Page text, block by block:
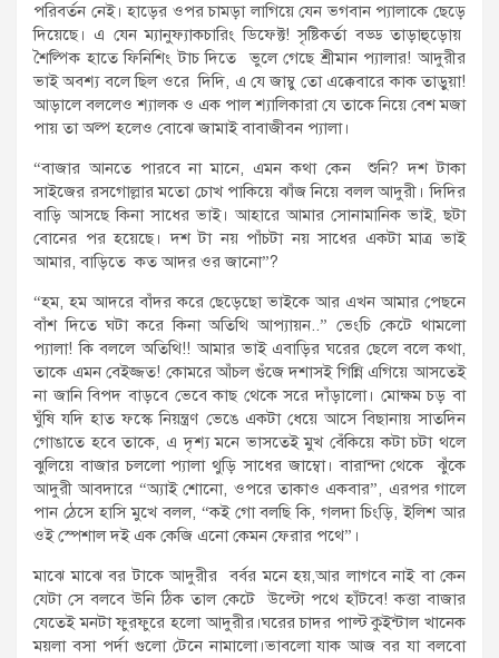
পরিবর্তন নেই। হাড়ের ওপর চামড়া লাগিয়ে যেন ভগবান প্যালাকে ছেড়ে
দিয়েছে। এ যেন ম্যানুফ্যাকচারিং ডিফেক্ট! সৃষ্টিকর্তা বড্ড তাড়াহুড়োয়
শৈল্পিক হাতে ফিনিশিং টাচ দিতে ভুলে গেছে শ্রীমান প্যালার! আদুরীর
ভাই অবশ্য বলে ছিল ওরে দিদি, এ যে জাম্বু তো এক্কেবারে কাক তাড়ুয়া!
আড়ালে বললেও শ্যালক ও এক পাল শ্যালিকারা যে তাকে নিয়ে বেশ মজা
পায় তা অল্প হলেও বোঝে জামাই বাবাজীবন প্যালা।
“বাজার আনতে পারবে না মানে, এমন কথা কেন শুনি? দশ টাকা
সাইজের রসগোল্লার মতো চোখ পাকিয়ে ঝাঁজ নিয়ে বলল আদুরী। দিদির
বাড়ি আসছে কিনা সাধের ভাই। আহারে আমার সোনামানিক ভাই, ছটা
বোনের পর হয়েছে। দশ টা নয় পাঁচটা নয় সাধের একটা মাত্র ভাই
আমার, বাড়িতে কত আদর ওর জানো”?
“হম, হম আদরে বাঁদর করে ছেড়েছো ভাইকে আর এখন আমার পেছনে
বাঁশ দিতে ঘটা করে কিনা অতিথি আপ্যায়ন..” ভেংচি কেটে থামলো
প্যালা! কি বললে অতিথি!! আমার ভাই এবাড়ির ঘরের ছেলে বলে কথা,
তাকে এমন বেইজ্জত! কোমরে আঁচল গুঁজে দশাসই গিন্নি এগিয়ে আসতেই
না জানি বিপদ বাড়বে ভেবে কাছ থেকে সরে দাঁড়ালো। মোক্ষম চড় বা
ঘুঁষি যদি হাত ফস্কে নিয়ন্ত্রণ ভেঙে একটা ধেয়ে আসে বিছানায় সাতদিন
গোঙাতে হবে তাকে, এ দৃশ্য মনে ভাসতেই মুখ বেঁকিয়ে কটা চটা থলে
ঝুলিয়ে বাজার চললো প্যালা থুড়ি সাধের জাম্বো। বারান্দা থেকে ঝুঁকে
আদুরী আবদারে “অ্যাই শোনো, ওপরে তাকাও একবার”, এরপর গালে
পান ঠেসে হাসি মুখে বলল, “কই গো বলছি কি, গলদা চিংড়ি, ইলিশ আর
ওই স্পেশাল দই এক কেজি এনো কেমন ফেরার পথে”।
মাঝে মাঝে বর টাকে আদুরীর বর্বর মনে হয়,আর লাগবে নাই বা কেন
যেটা সে বলবে উনি ঠিক তাল কেটে উল্টো পথে হাঁটবে! কত্তা বাজার
যেতেই মনটা ফুরফুরে হলো আদুরীর।ঘরের চাদর পাল্ট কুইন্টাল খানেক
ময়লা বসা পর্দা গুলো টেনে নামালো।ভাবলো যাক আজ বর যা বলবো